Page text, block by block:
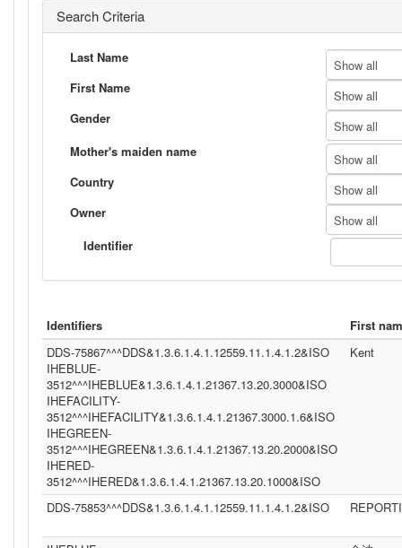
Search Criteria
Last Name
Show all
First Name
Show all
Gender
Show all
Mother's maiden name
Show all
Country
Show all
Owner
Show all
Identifier
Identifiers
First
DDS-75867^^^DDS&1.3.6.1.4.1.12559.11.1.4.1.2&ISO
IHEBLUE-
3512^^^IHEBLUE&1.3.6.1.4.1.21367.13.20.3000&ISO
IHEFACILITY-
3512^^^IHEFACILITY&1.3.6.1.4.1.21367.3000.1.6&ISO
IHEGREEN-
3512^^^IHEGREEN&1.3.6.1.4.1.21367.13.20.2000&ISO
IHERED-
3512^^^IHERED&1.3.6.1.4.1.21367.13.20.1000&ISO
Kent
DDS-75853^^^DDS&1.3.6.1.4.1.12559.11.1.4.1.2&ISO